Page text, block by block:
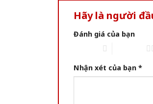
Hãy là người
Đánh giá của bạn
Nhận xét của bạn *